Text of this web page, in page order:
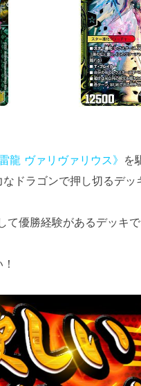
雷龍 ヴァリヴァリウス》 を
ドラゴンで押し切るデッ
優勝経験があるデッキ